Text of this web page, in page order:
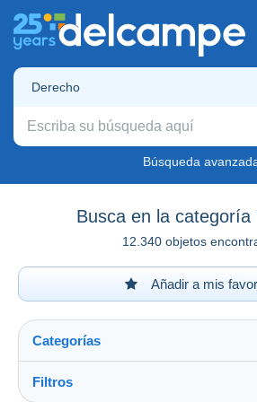
Derecho
Búsqueda
Busca en la categoría
12.340 objetos
Añadir a mis
Categorías
Filtros